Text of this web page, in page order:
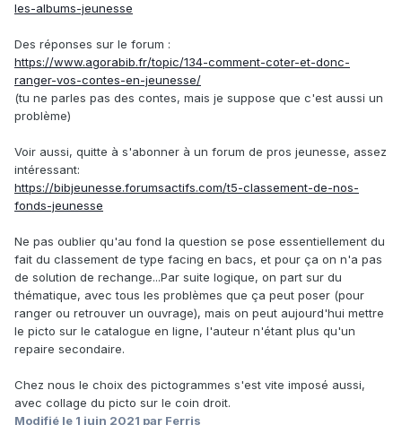
les-albums-jeunesse
Des réponses sur le forum :
https://www.agorabib.fr/topic/134-comment-coter-et-donc-
ranger-vos-contes-en-jeunesse/
(tu ne parles pas des contes, mais je suppose que c'est aussi un
problème)
Voir aussi, quitte à s'abonner à un forum de pros jeunesse, assez
intéressant:
https://bibjeunesse.forumsactifs.com/t5-classement-de-nos-
fonds-jeunesse
Ne pas oublier qu'au fond la question se pose essentiellement du
fait du classement de type facing en bacs, et pour ça on n'a pas
de solution de rechange...Par suite logique, on part sur du
thématique, avec tous les problèmes que ça peut poser (pour
ranger ou retrouver un ouvrage), mais on peut aujourd'hui mettre
le picto sur le catalogue en ligne, l'auteur n'étant plus qu'un
repaire secondaire.
Chez nous le choix des pictogrammes s'est vite imposé aussi,
avec collage du picto sur le coin droit.
Modifié le 1 juin 2021 par Ferris